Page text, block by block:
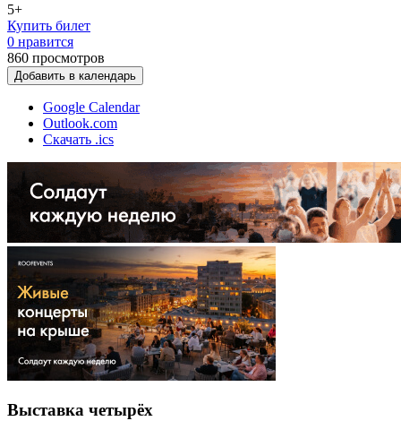
5+
Купить билет
0 нравится
860 просмотров
Добавить в календарь
Google Calendar
Outlook.com
Скачать .ics
Выставка четырёх